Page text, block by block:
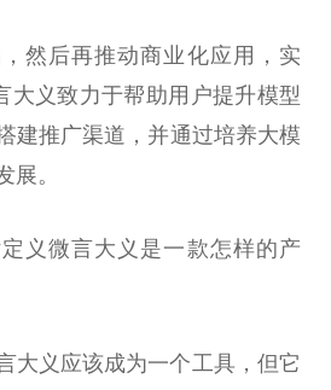
然后再推动商业化应用，实
大义致力于帮助用户提升模型
建推广渠道，并通过培养大模
展。
义微言大义是一款怎样的产
大义应该成为一个工具，但它